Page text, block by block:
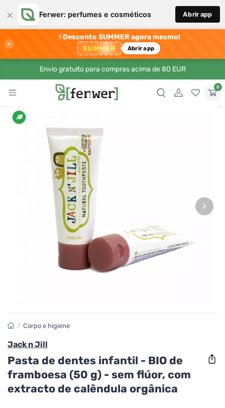
× Ferwer: perfumes e cosméticos Abrir app
×
⚡Desconto SUMMER agora mesmo!
SUMMER Abrir app
Envio gratuito para compras acima de 80 EUR
0
›
/ Corpo e higiene
Jack n Jill
Pasta de dentes infantil - BIO de
framboesa (50 g) - sem flúor, com
extracto de calêndula orgânica